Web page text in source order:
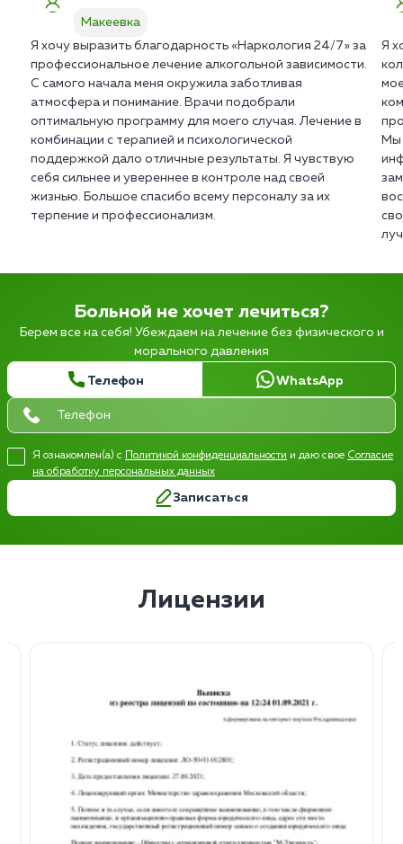
Макеевка
Я хочу выразить благодарность «Наркология 24/7» за
профессиональное лечение алкогольной зависимости.
С самого начала меня окружила заботливая
атмосфера и понимание. Врачи подобрали
оптимальную программу для моего случая. Лечение в
комбинации с терапией и психологической
поддержкой дало отличные результаты. Я чувствую
себя сильнее и увереннее в контроле над своей
жизнью. Большое спасибо всему персоналу за их
терпение и профессионализм.
Я
Мы
Больной не хочет лечиться?
Берем все на себя! Убеждаем на лечение без физического и
морального давления
Телефон WhatsApp
Я ознакомлен(а) с Политикой конфиденциальности и даю свое Согласие
на обработку персональных данных
Записаться
Лицензии